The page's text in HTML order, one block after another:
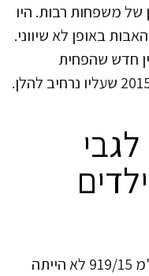
של משפחות רבות. היו
באופן לא שיווני.
חדש שהפחית
חשוב לדעת כי ההחלטה בתיק בע"מ 919/15 לא הייתה